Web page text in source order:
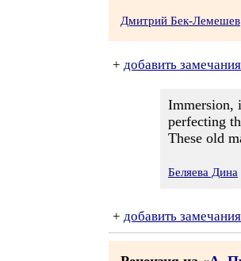
Дмитрий Бек-Лемешев
+ добавить замечания
Immersion,
perfecting
These old
Беляева Дина
+ добавить замечания